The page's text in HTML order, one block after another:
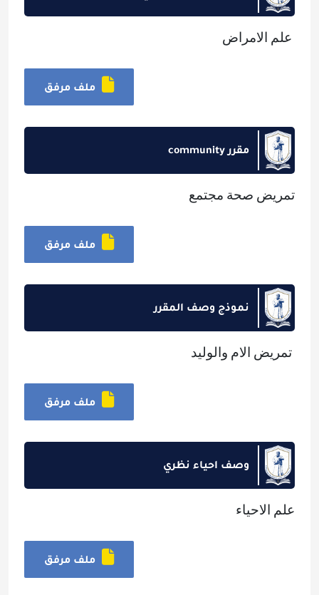
علم الامراض
ملف مرفق
مقرر community
تمريض صحة مجتمع
ملف مرفق
نموذج وصف المقرر
تمريض الام والوليد
ملف مرفق
وصف احياء نظري
علم الاحياء
ملف مرفق